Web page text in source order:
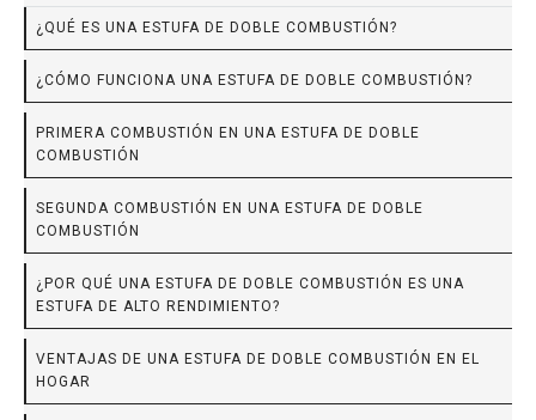
¿QUÉ ES UNA ESTUFA DE DOBLE COMBUSTIÓN?
¿CÓMO FUNCIONA UNA ESTUFA DE DOBLE COMBUSTIÓN?
PRIMERA COMBUSTIÓN EN UNA ESTUFA DE DOBLE
COMBUSTIÓN
SEGUNDA COMBUSTIÓN EN UNA ESTUFA DE DOBLE
COMBUSTIÓN
¿POR QUÉ UNA ESTUFA DE DOBLE COMBUSTIÓN ES UNA
ESTUFA DE ALTO RENDIMIENTO?
VENTAJAS DE UNA ESTUFA DE DOBLE COMBUSTIÓN EN EL
HOGAR